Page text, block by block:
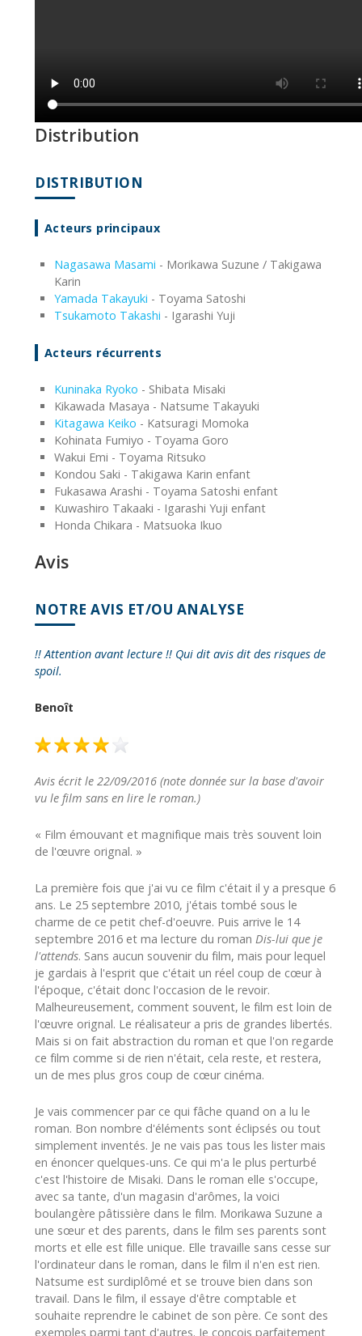
Distribution
DISTRIBUTION
Acteurs principaux
Nagasawa Masami - Morikawa Suzune / Takigawa
Karin
Yamada Takayuki - Toyama Satoshi
Tsukamoto Takashi - Igarashi Yuji
Acteurs récurrents
Kuninaka Ryoko - Shibata Misaki
Kikawada Masaya - Natsume Takayuki
Kitagawa Keiko - Katsuragi Momoka
Kohinata Fumiyo - Toyama Goro
Wakui Emi - Toyama Ritsuko
Kondou Saki - Takigawa Karin enfant
Fukasawa Arashi - Toyama Satoshi enfant
Kuwashiro Takaaki - Igarashi Yuji enfant
Honda Chikara - Matsuoka Ikuo
Avis
NOTRE AVIS ET/OU ANALYSE
!! Attention avant lecture !! Qui dit avis dit des risques de
spoil.
Benoît
Avis écrit le 22/09/2016 (note donnée sur la base d'avoir
vu le film sans en lire le roman.)
« Film émouvant et magnifique mais très souvent loin
de l'œuvre orignal. »
La première fois que j'ai vu ce film c'était il y a presque 6
ans. Le 25 septembre 2010, j'étais tombé sous le
charme de ce petit chef-d'oeuvre. Puis arrive le 14
septembre 2016 et ma lecture du roman Dis-lui que je
l'attends. Sans aucun souvenir du film, mais pour lequel
je gardais à l'esprit que c'était un réel coup de cœur à
l'époque, c'était donc l'occasion de le revoir.
Malheureusement, comment souvent, le film est loin de
l'œuvre orignal. Le réalisateur a pris de grandes libertés.
Mais si on fait abstraction du roman et que l'on regarde
ce film comme si de rien n'était, cela reste, et restera,
un de mes plus gros coup de cœur cinéma.
Je vais commencer par ce qui fâche quand on a lu le
roman. Bon nombre d'éléments sont éclipsés ou tout
simplement inventés. Je ne vais pas tous les lister mais
en énoncer quelques-uns. Ce qui m'a le plus perturbé
c'est l'histoire de Misaki. Dans le roman elle s'occupe,
avec sa tante, d'un magasin d'arômes, la voici
boulangère pâtissière dans le film. Morikawa Suzune a
une sœur et des parents, dans le film ses parents sont
morts et elle est fille unique. Elle travaille sans cesse sur
l'ordinateur dans le roman, dans le film il n'en est rien.
Natsume est surdiplômé et se trouve bien dans son
travail. Dans le film, il essaye d'être comptable et
souhaite reprendre le cabinet de son père. Ce sont des
exemples parmi tant d'autres. Je conçois parfaitement